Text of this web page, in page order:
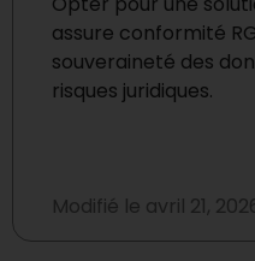
assure conformité
souveraineté des
risques juridiques.
Modifié le avril 21,